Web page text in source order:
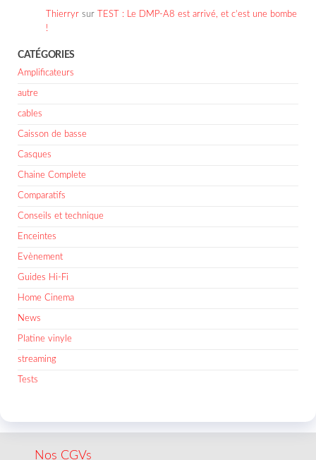
Thierryr sur
TEST : Le DMP-A8 est arrivé, et c’est une bombe
!
CATÉGORIES
Amplificateurs
autre
cables
Caisson de basse
Casques
Chaine Complete
Comparatifs
Conseils et technique
Enceintes
Evènement
Guides Hi-Fi
Home Cinema
News
Platine vinyle
streaming
Tests
Nos CGVs